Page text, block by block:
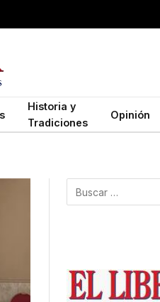
Historia y
Tradiciones
Opinión